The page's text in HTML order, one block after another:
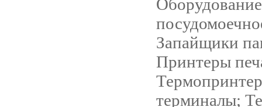
Оборудование
Запайщики
Принтеры
терминалы;